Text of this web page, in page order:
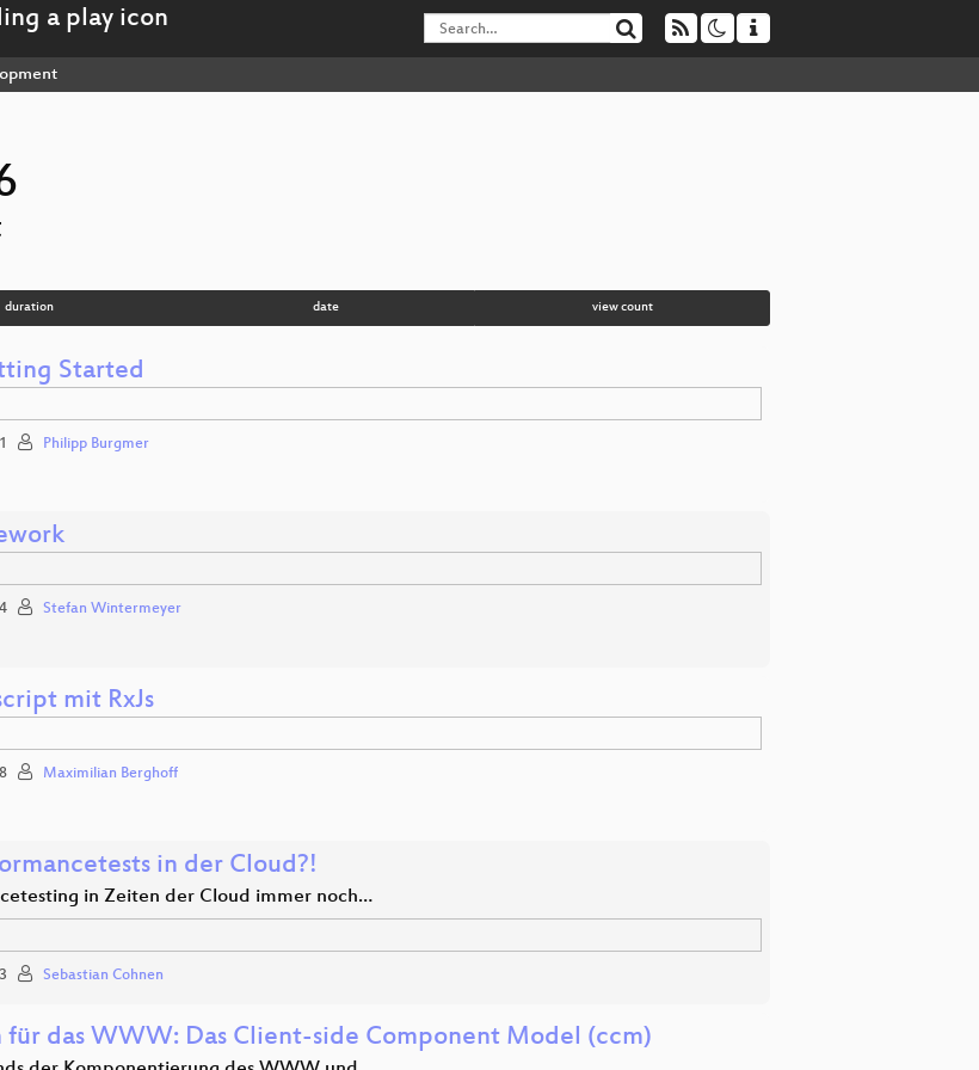
duration date view count
Started
Philipp Burgmer
Stefan Wintermeyer
mit RxJs
Maximilian Berghoff
in der Cloud?!
in Zeiten der Cloud immer noch…
Sebastian Cohnen
für das WWW: Das Client-side Component Model (ccm)